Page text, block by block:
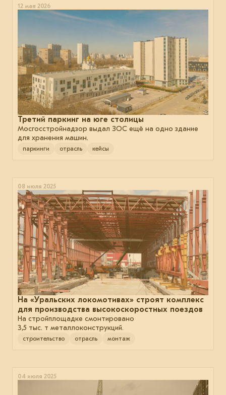
12 мая 2026
Третий паркинг на юге столицы
Мосгосстройнадзор выдал ЗОС ещё на одно здание
для хранения машин.
паркинги отрасль кейсы
08 июля 2025
На «Уральских локомотивах» строят комплекс
для производства высокоскоростных поездов
На стройплощадке смонтировано
3,5 тыс. т металлоконструкций.
строительство отрасль монтаж
04 июля 2025